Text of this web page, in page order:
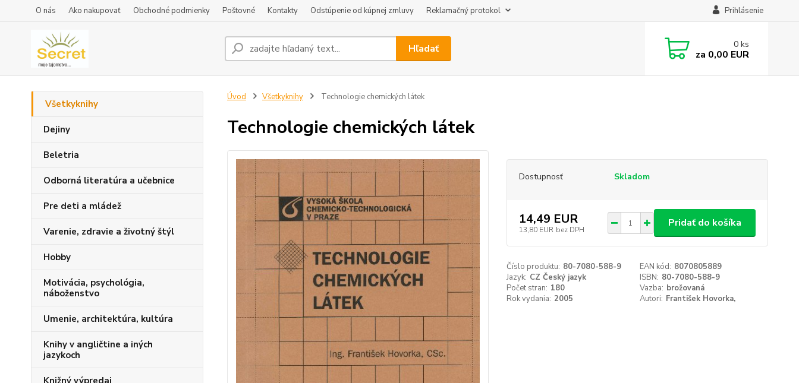
O nás Ako nakupovať Obchodné podmienky Poštovné Kontakty Odstúpenie od kúpnej zmluvy Reklamačný protokol Prihlásenie
Hľadať 0 ks
za 0,00 EUR
Všetkyknihy
Dejiny
Beletria
Odborná literatúra a učebnice
Pre deti a mládež
Varenie, zdravie a životný štýl
Hobby
Motivácia, psychológia,
náboženstvo
Umenie, architektúra, kultúra
Knihy v angličtine a iných
jazykoch
Knižný výpredaj
Úvod Všetkyknihy Technologie chemických látek
Technologie chemických látek
Dostupnosť Skladom
14,49 EUR
13,80 EUR bez DPH
Pridať do košíka
Číslo produktu: 80-7080-588-9 EAN kód: 8070805889
Jazyk: CZ Český jazyk ISBN: 80-7080-588-9
Počet stran: 180 Vazba: brožovaná
Rok vydania: 2005 Autori: František Hovorka,